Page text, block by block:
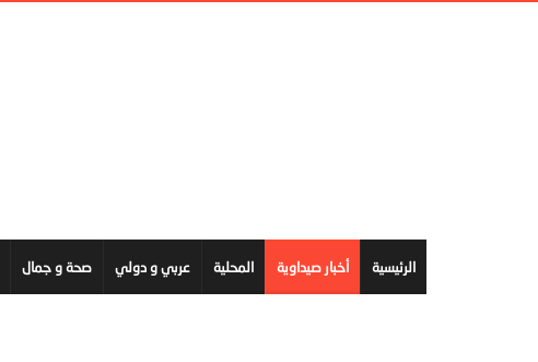
الرئيسية أخبار صيداوية المحلية عربي و دولي صحة و جمال